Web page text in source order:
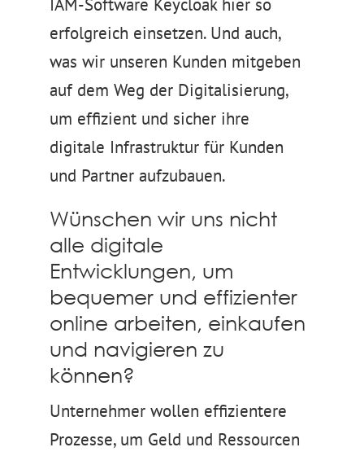
IAM-Software Keycloak hier so
erfolgreich einsetzen. Und auch,
was wir unseren Kunden mitgeben
auf dem Weg der Digitalisierung,
um effizient und sicher ihre
digitale Infrastruktur für Kunden
und Partner aufzubauen.
Wünschen wir uns nicht
alle digitale
Entwicklungen, um
bequemer und effizienter
online arbeiten, einkaufen
und navigieren zu
können?
Unternehmer wollen effizientere
Prozesse, um Geld und Ressourcen